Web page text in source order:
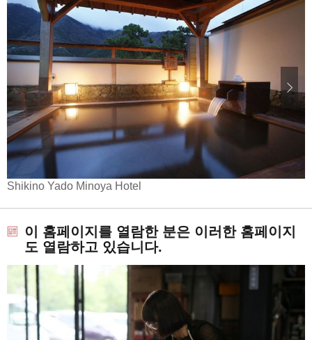
Shikino Yado Minoya Hotel
이 홈페이지를 열람한 분은 이러한 홈페이지
도 열람하고 있습니다.